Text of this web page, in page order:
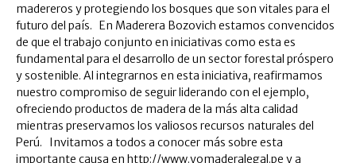
madereros y protegiendo los bosques que son vitales para el
futuro del país. En Maderera Bozovich estamos convencidos
de que el trabajo conjunto en iniciativas como esta es
fundamental para el desarrollo de un sector forestal próspero
y sostenible. Al integrarnos en esta iniciativa, reafirmamos
nuestro compromiso de seguir liderando con el ejemplo,
ofreciendo productos de madera de la más alta calidad
mientras preservamos los valiosos recursos naturales del
Perú. Invitamos a todos a conocer más sobre esta
importante causa en http://www.yomaderalegal.pe y a